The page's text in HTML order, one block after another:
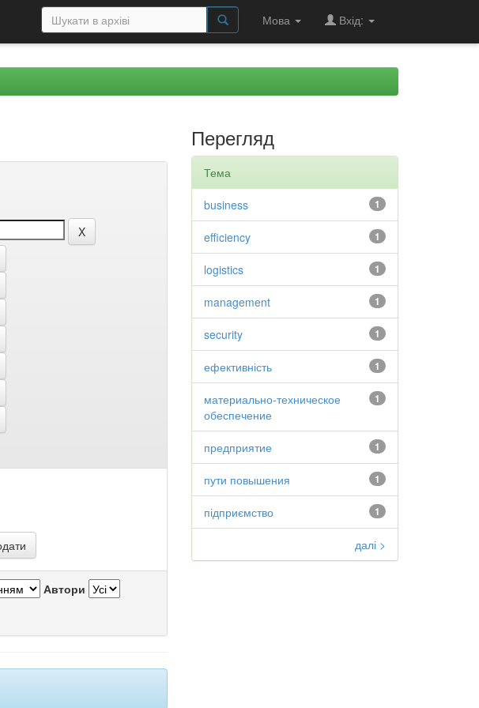
Мова Вхід:
Автори
Перегляд
Тема
1
business
1
efficiency
1
logistics
1
management
1
security
1
ефективність
1
материально-техническое
обеспечение
1
предприятие
1
пути повышения
1
підприємство
далі >